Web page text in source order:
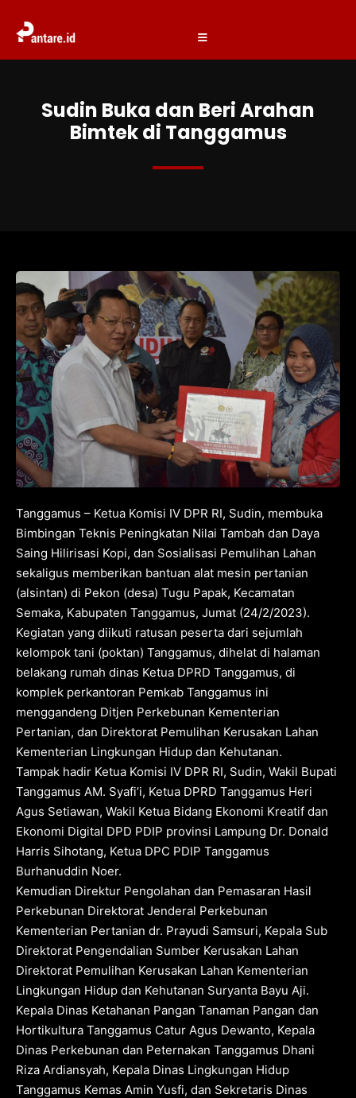
Sudin Buka dan Beri Arahan
Bimtek di Tanggamus
Tanggamus – Ketua Komisi IV DPR RI, Sudin, membuka
Bimbingan Teknis Peningkatan Nilai Tambah dan Daya
Saing Hilirisasi Kopi, dan Sosialisasi Pemulihan Lahan
sekaligus memberikan bantuan alat mesin pertanian
(alsintan) di Pekon (desa) Tugu Papak, Kecamatan
Semaka, Kabupaten Tanggamus, Jumat (24/2/2023).
Kegiatan yang diikuti ratusan peserta dari sejumlah
kelompok tani (poktan) Tanggamus, dihelat di halaman
belakang rumah dinas Ketua DPRD Tanggamus, di
komplek perkantoran Pemkab Tanggamus ini
menggandeng Ditjen Perkebunan Kementerian
Pertanian, dan Direktorat Pemulihan Kerusakan Lahan
Kementerian Lingkungan Hidup dan Kehutanan.
Tampak hadir Ketua Komisi IV DPR RI, Sudin, Wakil Bupati
Tanggamus AM. Syafi’i, Ketua DPRD Tanggamus Heri
Agus Setiawan, Wakil Ketua Bidang Ekonomi Kreatif dan
Ekonomi Digital DPD PDIP provinsi Lampung Dr. Donald
Harris Sihotang, Ketua DPC PDIP Tanggamus
Burhanuddin Noer.
Kemudian Direktur Pengolahan dan Pemasaran Hasil
Perkebunan Direktorat Jenderal Perkebunan
Kementerian Pertanian dr. Prayudi Samsuri, Kepala Sub
Direktorat Pengendalian Sumber Kerusakan Lahan
Direktorat Pemulihan Kerusakan Lahan Kementerian
Lingkungan Hidup dan Kehutanan Suryanta Bayu Aji.
Kepala Dinas Ketahanan Pangan Tanaman Pangan dan
Hortikultura Tanggamus Catur Agus Dewanto, Kepala
Dinas Perkebunan dan Peternakan Tanggamus Dhani
Riza Ardiansyah, Kepala Dinas Lingkungan Hidup
Tanggamus Kemas Amin Yusfi, dan Sekretaris Dinas